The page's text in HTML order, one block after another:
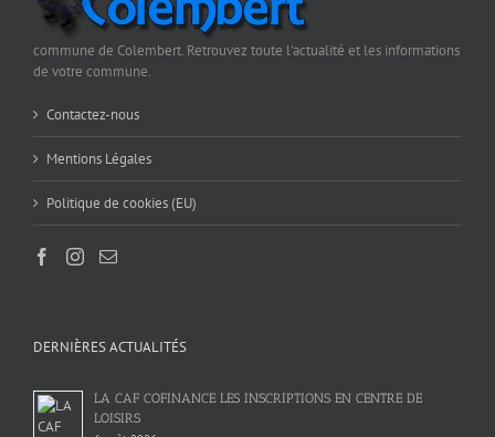
commune de Colembert. Retrouvez toute l'actualité et les informations
de votre commune.
Contactez-nous
Mentions Légales
Politique de cookies (EU)
DERNIÈRES ACTUALITÉS
LA CAF COFINANCE LES INSCRIPTIONS EN CENTRE DE
LOISIRS